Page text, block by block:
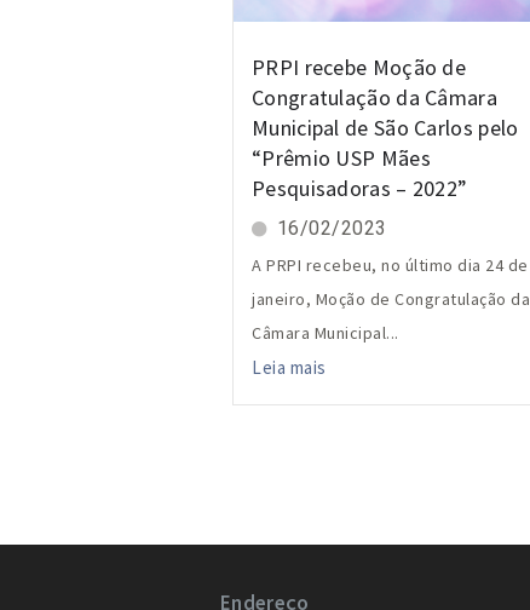
PRPI recebe Moção de
Congratulação da Câmara
Municipal de São Carlos pelo
“Prêmio USP Mães
Pesquisadoras – 2022”
16/02/2023
A PRPI recebeu, no último dia 24 de
janeiro, Moção de Congratulação da
Câmara Municipal...
Leia mais
Endereço